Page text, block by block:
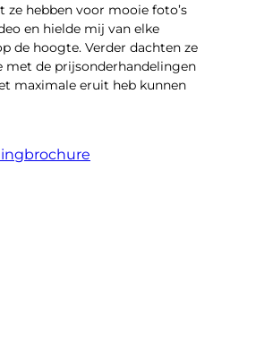
ze hebben voor mooie foto’s
en hielde mij van elke
de hoogte. Verder dachten ze
met de prijsonderhandelingen
maximale eruit heb kunnen